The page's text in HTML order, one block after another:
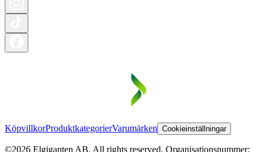
KöpvillkorProduktkategorierVarumärken Cookieinställningar
©2026 Elgiganten AB. All rights reserved. Organisationsnummer: